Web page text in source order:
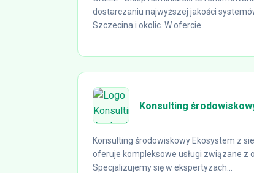
dostarczaniu najwyższej jakości
Szczecina i okolic. W ofercie...
Konsulting
Konsulting środowiskowy Ekosystem z
oferuje kompleksowe usługi związane z
Specjalizujemy się w ekspertyzach...